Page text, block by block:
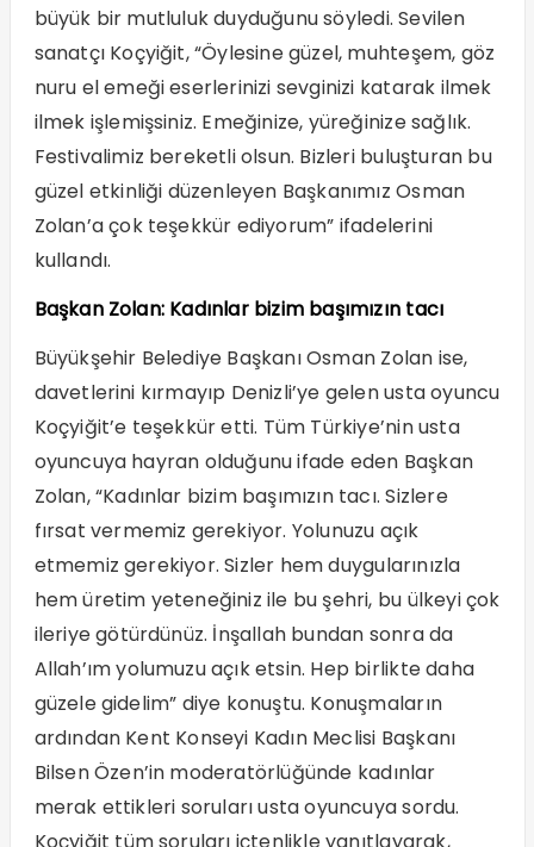
büyük bir mutluluk duyduğunu söyledi. Sevilen
sanatçı Koçyiğit, “Öylesine güzel, muhteşem, göz
nuru el emeği eserlerinizi sevginizi katarak ilmek
ilmek işlemişsiniz. Emeğinize, yüreğinize sağlık.
Festivalimiz bereketli olsun. Bizleri buluşturan bu
güzel etkinliği düzenleyen Başkanımız Osman
Zolan’a çok teşekkür ediyorum” ifadelerini
kullandı.
Başkan Zolan: Kadınlar bizim başımızın tacı
Büyükşehir Belediye Başkanı Osman Zolan ise,
davetlerini kırmayıp Denizli’ye gelen usta oyuncu
Koçyiğit’e teşekkür etti. Tüm Türkiye’nin usta
oyuncuya hayran olduğunu ifade eden Başkan
Zolan, “Kadınlar bizim başımızın tacı. Sizlere
fırsat vermemiz gerekiyor. Yolunuzu açık
etmemiz gerekiyor. Sizler hem duygularınızla
hem üretim yeteneğiniz ile bu şehri, bu ülkeyi çok
ileriye götürdünüz. İnşallah bundan sonra da
Allah’ım yolumuzu açık etsin. Hep birlikte daha
güzele gidelim” diye konuştu. Konuşmaların
ardından Kent Konseyi Kadın Meclisi Başkanı
Bilsen Özen’in moderatörlüğünde kadınlar
merak ettikleri soruları usta oyuncuya sordu.